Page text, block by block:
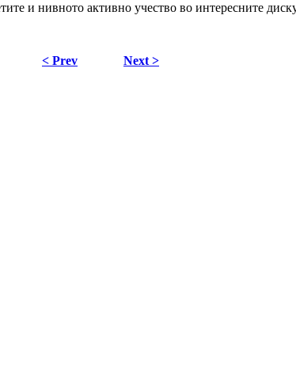
и нивното активно учество во интересните
< Prev
Next >